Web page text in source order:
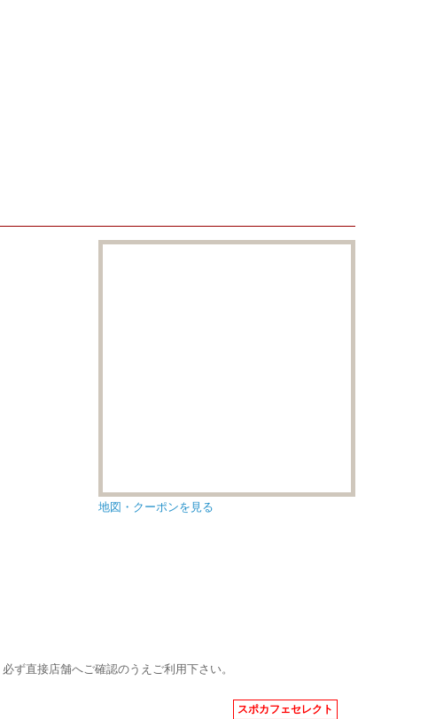
地図・クーポンを見る
ず直接店舗へご確認のうえご利用下さい。
スポカフェセレクト